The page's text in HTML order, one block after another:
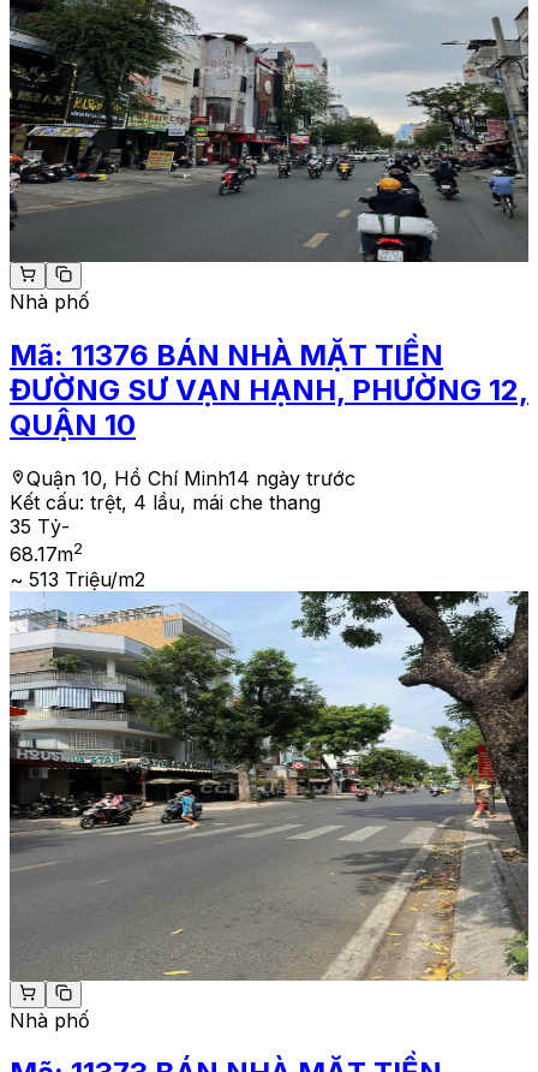
Nhà phố
Mã: 11376 BÁN NHÀ MẶT TIỀN
ĐƯỜNG SƯ VẠN HẠNH, PHƯỜNG 12,
QUẬN 10
Quận 10, Hồ Chí Minh14 ngày trước
Kết cấu: trệt, 4 lầu, mái che thang
35 Tỷ-
68.17m2
~ 513 Triệu/m2
Nhà phố